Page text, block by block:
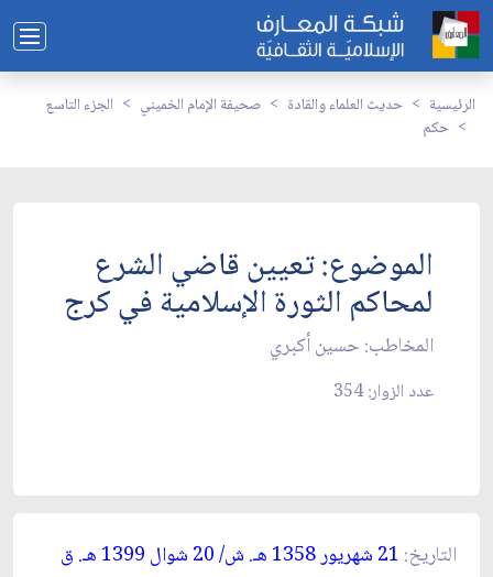
الرئيسية حديث العلماء والقادة صحيفة الإمام الخميني
الجزء التاسع
حكم
الموضوع: تعيين قاضي الشرع
لمحاكم الثورة الإسلامية في كرج‏
المخاطب: حسين أكبري‏
عدد الزوار: 354
التاريخ: 21 شهريور 1358 هـ. ش/ 20 شوال 1399 هـ. ق‏